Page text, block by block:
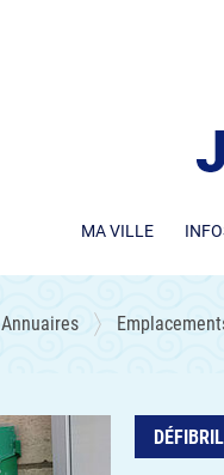
MA VILLE
Annuaires